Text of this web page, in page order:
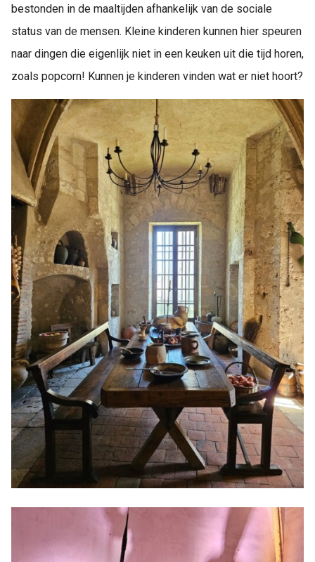
bestonden in de maaltijden afhankelijk van de sociale
status van de mensen. Kleine kinderen kunnen hier speuren
naar dingen die eigenlijk niet in een keuken uit die tijd horen,
zoals popcorn! Kunnen je kinderen vinden wat er niet hoort?